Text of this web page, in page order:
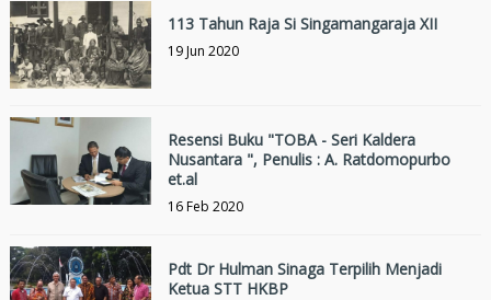
113 Tahun Raja Si Singamangaraja XII
19 Jun 2020
Resensi Buku "TOBA - Seri Kaldera
Nusantara ", Penulis : A. Ratdomopurbo
et.al
16 Feb 2020
Pdt Dr Hulman Sinaga Terpilih Menjadi
Ketua STT HKBP